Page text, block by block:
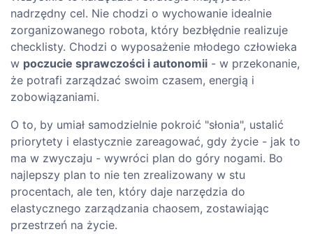
nadrzędny cel. Nie chodzi o wychowanie idealnie
zorganizowanego robota, który bezbłędnie realizuje
checklisty. Chodzi o wyposażenie młodego człowieka
w poczucie sprawczości i autonomii - w przekonanie,
że potrafi zarządzać swoim czasem, energią i
zobowiązaniami.
O to, by umiał samodzielnie pokroić "słonia", ustalić
priorytety i elastycznie zareagować, gdy życie - jak to
ma w zwyczaju - wywróci plan do góry nogami. Bo
najlepszy plan to nie ten zrealizowany w stu
procentach, ale ten, który daje narzędzia do
elastycznego zarządzania chaosem, zostawiając
przestrzeń na życie.